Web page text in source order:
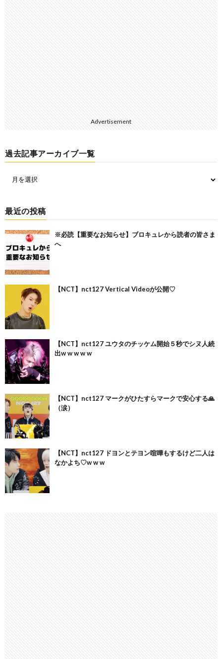
Advertisement
過去記事アーカイブ一覧
最近の投稿
※必読【重要なお知らせ】ブロキュレから読者の皆さま
へ
【NCT】nct127 Vertical Videoが公開♡
【NCT】nct127 ユウタのチッケム開始５秒でシヌ人続
出w w w w w
【NCT】nct127 マークがひたすらマークで安心する🙏
（涙）
【NCT】nct127 ドヨンとテヨン喧嘩もするけど二人は
なかよち♡w w w